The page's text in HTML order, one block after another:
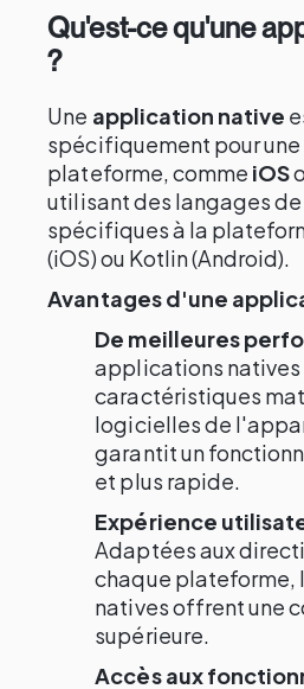
Qu'est-ce qu'une
?
Une application native
spécifiquement pour une
plateforme, comme iOS
utilisant des langages
spécifiques à la
(iOS) ou Kotlin (Android).
Avantages d'une
De meilleures
applications
caractéristiques
logicielles de
garantit un
et plus rapide.
Expérience
Adaptées aux
chaque plateforme,
natives offrent une
supérieure.
Accès aux